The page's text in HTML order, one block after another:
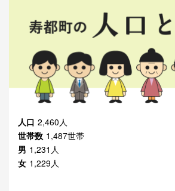
人口 2,460人
世帯数 1,487世帯
男 1,231人
女 1,229人